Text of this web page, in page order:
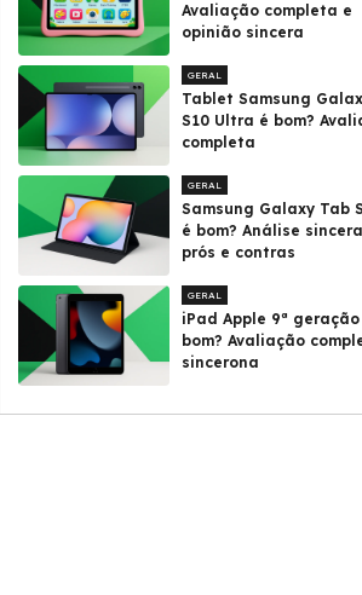
Avaliação completa e
opinião sincera
GERAL
Tablet Samsung
S10 Ultra é bom?
completa
GERAL
Samsung Galaxy Tab
é bom? Análise
prós e contras
GERAL
iPad Apple 9ª geração
bom? Avaliação
sincerona